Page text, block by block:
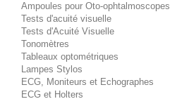
Ampoules pour Oto-ophtalmoscopes
Tests d'acuité visuelle
Tests d'Acuité Visuelle
Tonomètres
Tableaux optométriques
Lampes Stylos
ECG, Moniteurs et Echographes
ECG et Holters